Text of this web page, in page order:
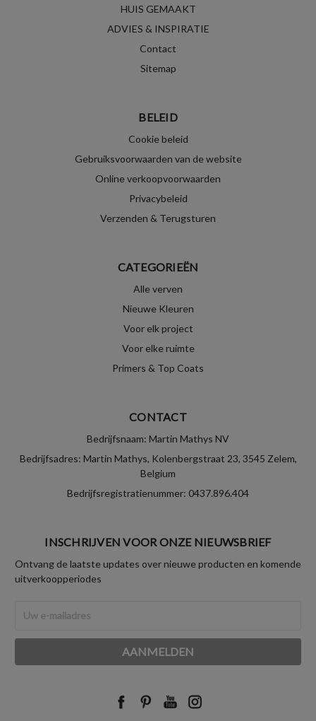
HUIS GEMAAKT
ADVIES & INSPIRATIE
Contact
Sitemap
BELEID
Cookie beleid
Gebruiksvoorwaarden van de website
Online verkoopvoorwaarden
Privacybeleid
Verzenden & Terugsturen
CATEGORIEËN
Alle verven
Nieuwe Kleuren
Voor elk project
Voor elke ruimte
Primers & Top Coats
CONTACT
Bedrijfsnaam: Martin Mathys NV
Bedrijfsadres: Martin Mathys, Kolenbergstraat 23, 3545 Zelem,
Belgium
Bedrijfsregistratienummer: 0437.896.404
INSCHRIJVEN VOOR ONZE NIEUWSBRIEF
Ontvang de laatste updates over nieuwe producten en komende
uitverkoopperiodes
mailadres